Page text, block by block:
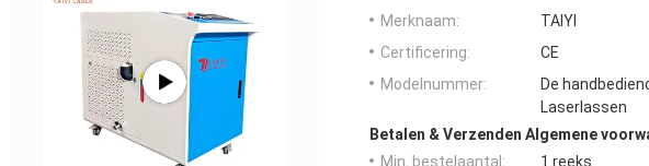
Merknaam:
TAIYI
Certificering:
CE
Modelnummer:
De
Laserlassen
Betalen & Verzenden Algemene
Min. bestelaantal:
1 reeks